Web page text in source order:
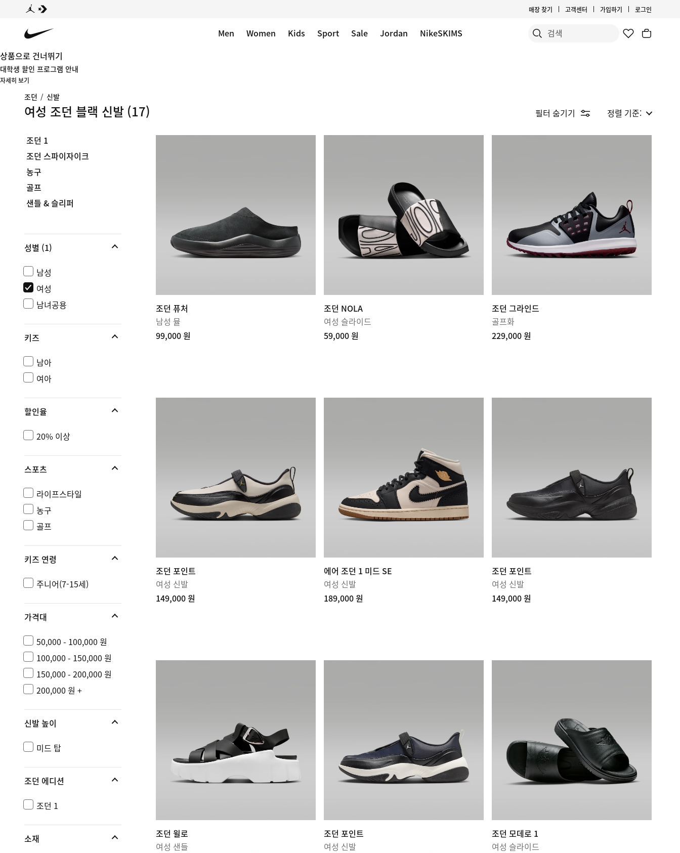
매장 찾기 고객센터 가입하기 로그인
Men Women Kids Sport Sale Jordan
NikeSKIMS
상품으로 건너뛰기
대학생 할인 프로그램 안내
자세히 보기
조던 / 신발
여성 조던 블랙 신발 (17) 필터 숨기기 정렬 기준:
조던 1
조던 스파이자이크
농구
골프
샌들 & 슬리퍼
성별 (1)
남성
여성
남녀공용
키즈
남아
여아
할인율
20% 이상
스포츠
라이프스타일
농구
골프
키즈 연령
주니어(7-15세)
가격대
50,000 - 100,000 원
100,000 - 150,000 원
150,000 - 200,000 원
200,000 원 +
신발 높이
미드 탑
조던 에디션
조던 1
소재
조던 퓨처
남성 뮬
99,000 원
조던 NOLA
여성 슬라이드
59,000 원
조던 그라인드
골프화
229,000 원
조던 포인트
여성 신발
149,000 원
에어 조던 1 미드 SE
여성 신발
189,000 원
조던 포인트
여성 신발
149,000 원
조던 윌로
여성 샌들
조던 포인트
여성 신발
조던 모데로 1
여성 슬라이드